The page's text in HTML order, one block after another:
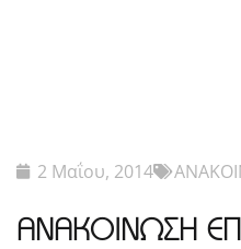
2 Μαΐου, 2014
ΑΝΑΚΟΙΝΩΣΗ